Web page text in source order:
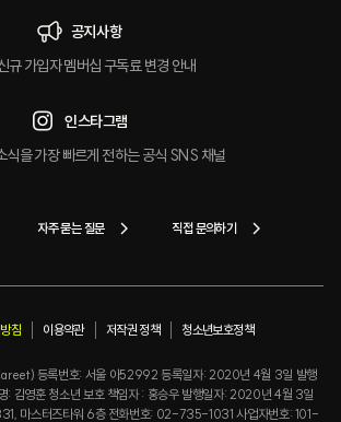
공지사항
규 가입자 멤버십 구독료 변경 안내
인스타그램
식을 가장 빠르게 전하는 공식 SNS 채널
자주 묻는 질문 직접 문의하기
침 이용약관 저작권 정책 청소년보호정책
등록번호: 서울 아52992 등록일자: 2020년 4월 3일 발행
: 김영훈 청소년 보호 책임자 : 홍승우 발행일자: 2020년 4월 3일
마스터즈타워 6층 전화번호: 02-735-1031 사업자번호: 101-